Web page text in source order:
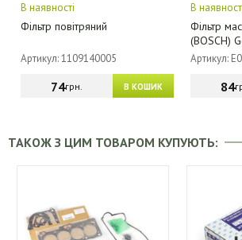
В наявності
Фільтр повітряний
Артикул: 1109140005
В КОШИК
74грн.
В
Фільтр
(BOSCH)
Артикул:
84
ТАКОЖ З ЦИМ ТОВАРОМ КУПУЮТЬ: